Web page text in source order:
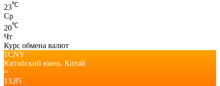
23℃
Ср
20℃
Чт
Курс обмена валют
1CNY
Китайский юань. Китай
=
13,85